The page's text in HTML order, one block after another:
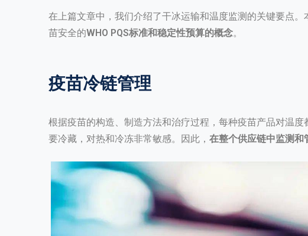
在上篇文章中，我们介绍了干冰运输和温度监测的关键要点。
苗安全的WHO PQS标准和稳定性预算的概念。
疫苗冷链管理
根据疫苗的构造、制造方法和治疗过程，每种疫苗产品对温
要冷藏，对热和冷冻非常敏感。因此， 在整个供应链中监测和